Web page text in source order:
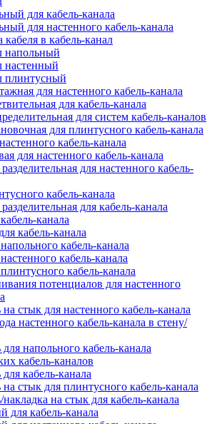
для кабель-канала
для настенного кабель-канала
кабеля в кабель-канал
напольный
настенный
плинтусный
для настенного кабель-канала
для кабель-канала
для систем кабель-каналов
для плинтусного кабель-канала
кабель-канала
для настенного кабель-канала
для настенного кабель-
кабель-канала
для кабель-канала
канала
кабель-канала
кабель-канала
кабель-канала
кабель-канала
потенциалов для настенного
стык для настенного кабель-канала
настенного кабель-канала в стену/
напольного кабель-канала
кабель-каналов
кабель-канала
стык для плинтусного кабель-канала
на стык для кабель-канала
для кабель-канала